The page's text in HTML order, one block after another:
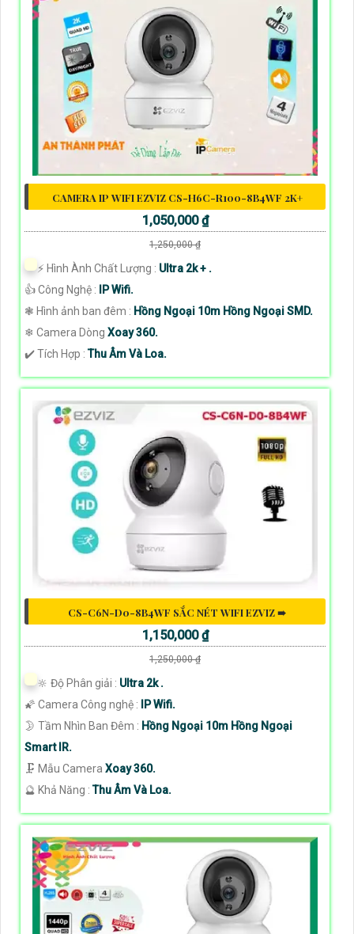
CAMERA IP WIFI EZVIZ CS-H6C-R100-8B4WF 2K+
1,050,000 ₫
1,250,000 ₫
️⚡ Hình Ành Chất Lượng : Ultra 2k + .
👍 Công Nghệ :
IP Wifi.
❃ Hình ảnh ban đêm : Hồng Ngoại 10m Hồng Ngoại SMD.
❄ Camera Dòng Xoay 360.
️✔️ Tích Hợp :Thu Âm Và Loa.
CS-C6N-D0-8B4WF SẮC NÉT WIFI EZVIZ ➠
1,150,000 ₫
1,250,000 ₫
🔆 Độ Phân giải : Ultra 2k .
🌠 Camera Công nghệ :
IP Wifi.
🌛 Tầm Nhìn Ban Đêm : Hồng Ngoại 10m Hồng Ngoại
Smart IR.
🗜️ Mẫu Camera Xoay 360.
️🔮 Khả Năng :Thu Âm Và Loa.